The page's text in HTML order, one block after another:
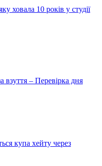
ховала 10 років у студії
взуття – Перевірка дня
купа хейту через